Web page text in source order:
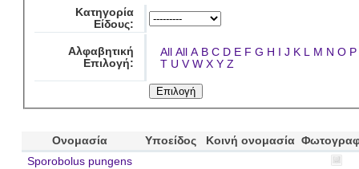
Κατηγορία
Είδους:
Αλφαβητική
Επιλογή:
All All A B C D E F G H I J K L M N O P
T U V W X Y Z
Ονομασία Υποείδος Κοινή ονομασία
Sporobolus pungens